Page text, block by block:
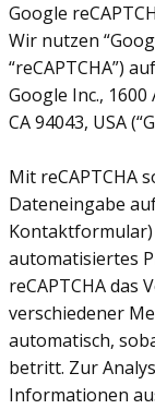
Google
Wir nutzen
“reCAPTCHA”)
Google Inc.,
CA 94043, USA
Mit reCAPTCHA
Dateneingabe
Kontaktformular)
automatisiertes
reCAPTCHA das
verschiedener
automatisch,
betritt. Zur
Informationen